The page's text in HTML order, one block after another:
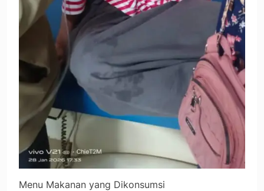
Menu Makanan yang Dikonsumsi